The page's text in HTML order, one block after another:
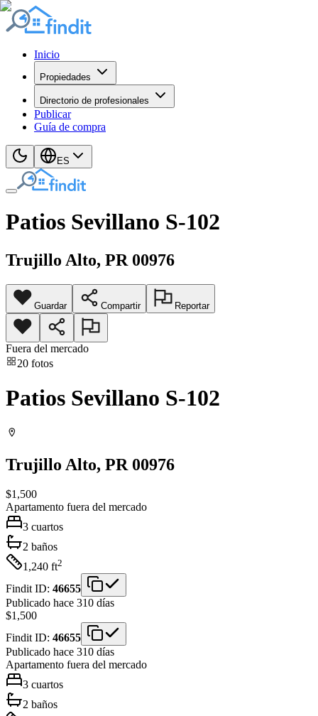
Inicio
Propiedades
Directorio de profesionales
Publicar
Guía de compra
ES
Patios Sevillano S-102
Trujillo Alto, PR 00976
Guardar Compartir Reportar
Fuera del mercado
20 fotos
Patios Sevillano S-102
Trujillo Alto, PR 00976
$1,500
Apartamento fuera del mercado
3 cuartos
2 baños
1,240 ft2
Findit ID: 46655
Publicado hace 310 días
$1,500
Findit ID: 46655
Publicado hace 310 días
Apartamento fuera del mercado
3 cuartos
2 baños